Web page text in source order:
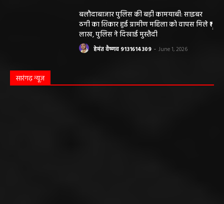
बलौदाबाजार पुलिस की बड़ी कामयाबी: साइबर
ठगी का शिकार हुई ग्रामीण महिला को वापस मिले ₹1
लाख, पुलिस ने दिखाई मुस्तैदी
हेमंत वैष्णव 9131614309 - June 1, 2026
सारंगढ़ न्यूज़